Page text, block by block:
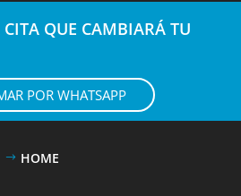
QUE CAMBIARÁ TU
POR WHATSAPP
HOME